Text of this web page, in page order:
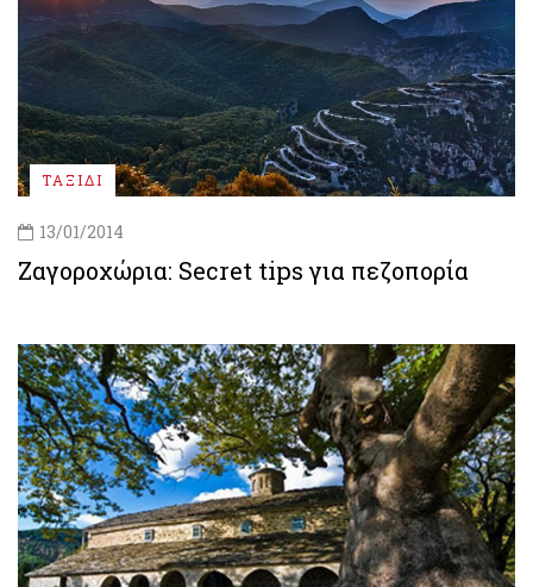
ΤΑΞΙΔΙ
13/01/2014
Ζαγοροχώρια: Secret tips για πεζοπορία